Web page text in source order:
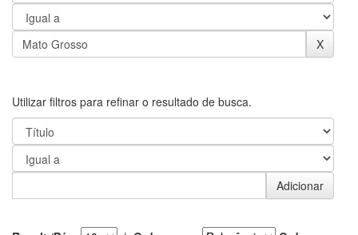
Utilizar filtros para refinar o resultado de busca.